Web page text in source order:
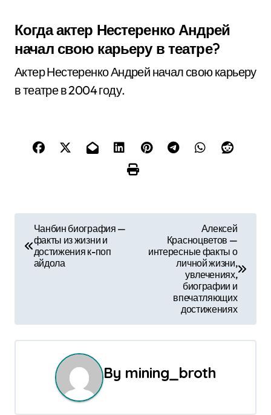
Когда актер Нестеренко Андрей
начал свою карьеру в театре?
Актер Нестеренко Андрей начал свою карьеру
в театре в 2004 году.
г
а
Чанбин биография —
факты из жизни и
достижения к-поп
айдола
Алексей
Красноцветов —
интересные факты о
личной жизни,
увлечениях,
биографии и
впечатляющих
достижениях
By mining_broth